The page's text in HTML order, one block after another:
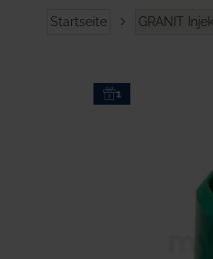
Startseite GRANIT
1